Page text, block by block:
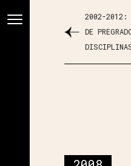
2002-2012:
DE